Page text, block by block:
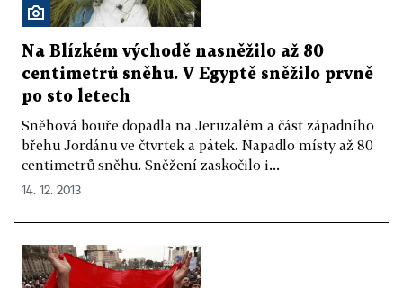
Na Blízkém východě nasněžilo až 80
centimetrů sněhu. V Egyptě sněžilo prvně
po sto letech
Sněhová bouře dopadla na Jeruzalém a část západního
břehu Jordánu ve čtvrtek a pátek. Napadlo místy až 80
centimetrů sněhu. Sněžení zaskočilo i...
14. 12. 2013